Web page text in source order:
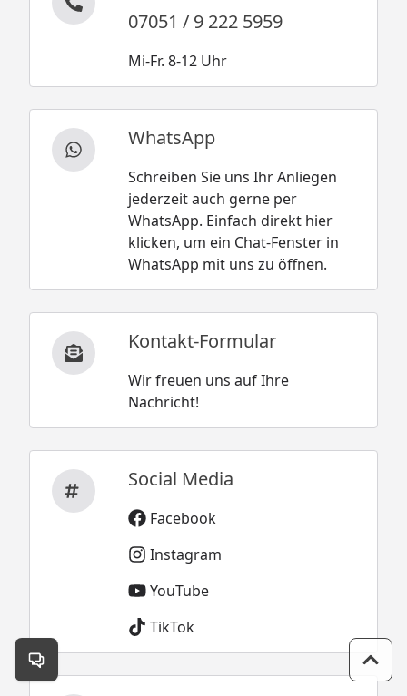
07051 / 9 222 5959
Mi-Fr. 8-12 Uhr
WhatsApp
Schreiben Sie uns Ihr Anliegen
jederzeit auch gerne per
WhatsApp. Einfach direkt hier
klicken, um ein Chat-Fenster in
WhatsApp mit uns zu öffnen.
Kontakt-Formular
Wir freuen uns auf Ihre
Nachricht!
Social Media
Facebook
Instagram
YouTube
TikTok
Kontakt öffnen